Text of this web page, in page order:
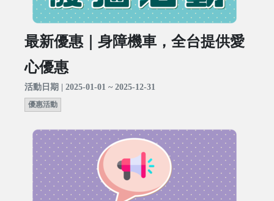
最新優惠｜身障機車，全台提供愛
心優惠
活動日期 | 2025-01-01 ~ 2025-12-31
優惠活動